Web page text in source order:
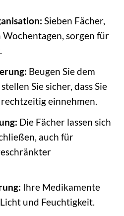
Sieben Fächer,
sorgen für
Beugen Sie dem
Sie sicher, dass Sie
einnehmen.
Die Fächer lassen sich
auch für
Ihre Medikamente
und Feuchtigkeit.